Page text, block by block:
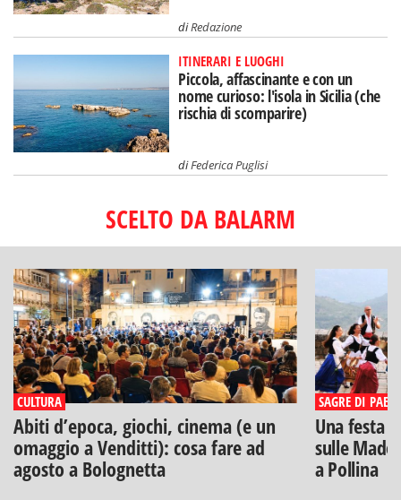
diRedazione
ITINERARI E LUOGHI
Piccola, affascinante e con un
nome curioso: l'isola in Sicilia (che
rischia di scomparire)
diFederica Puglisi
SCELTO DA BALARM
CULTURA
Abiti d’epoca, giochi, cinema (e un
omaggio a Venditti): cosa fare ad
agosto a Bolognetta
SAGRE DI PAESE
Una festa
sulle
a Pollina